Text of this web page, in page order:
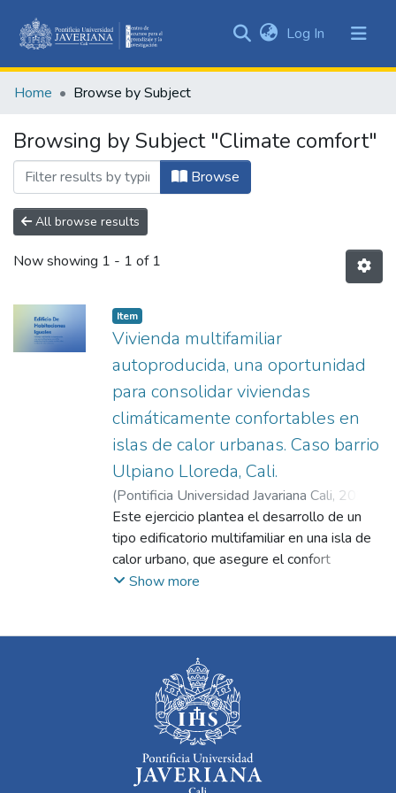
&
All of DSpace
Log In (current)
Home Browse by Subject
Browsing by Subject "Climate comfort"
Browse
All browse results
Now showing 1 - 1 of 1
Item
Vivienda multifamiliar
autoproducida, una oportunidad
para consolidar viviendas
climáticamente confortables en
islas de calor urbanas. Caso barrio
Ulpiano Lloreda, Cali.
(Pontificia Universidad Javariana Cali, 2025
Cerón Franco, César Hernando;Barney
Caldas, Benjamín
Este ejercicio plantea el desarrollo de un
tipo edificatorio multifamiliar en una isla de
calor urbano, que asegure el confort
climático de las viviendas y que pueda ser
establecido en el marco de la vivienda
adecuada acogido por ONU HÁBITAT, el
cual resalta que la vivienda debe garantizar
la seguridad física de sus habitantes, la
protección de la intemperie, y las variables
relacionadas con el confort visual y climático
Show more